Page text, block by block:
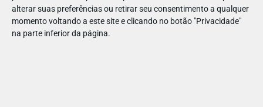
alterar suas preferências ou retirar seu consentimento a qualquer
momento voltando a este site e clicando no botão "Privacidade"
na parte inferior da página.